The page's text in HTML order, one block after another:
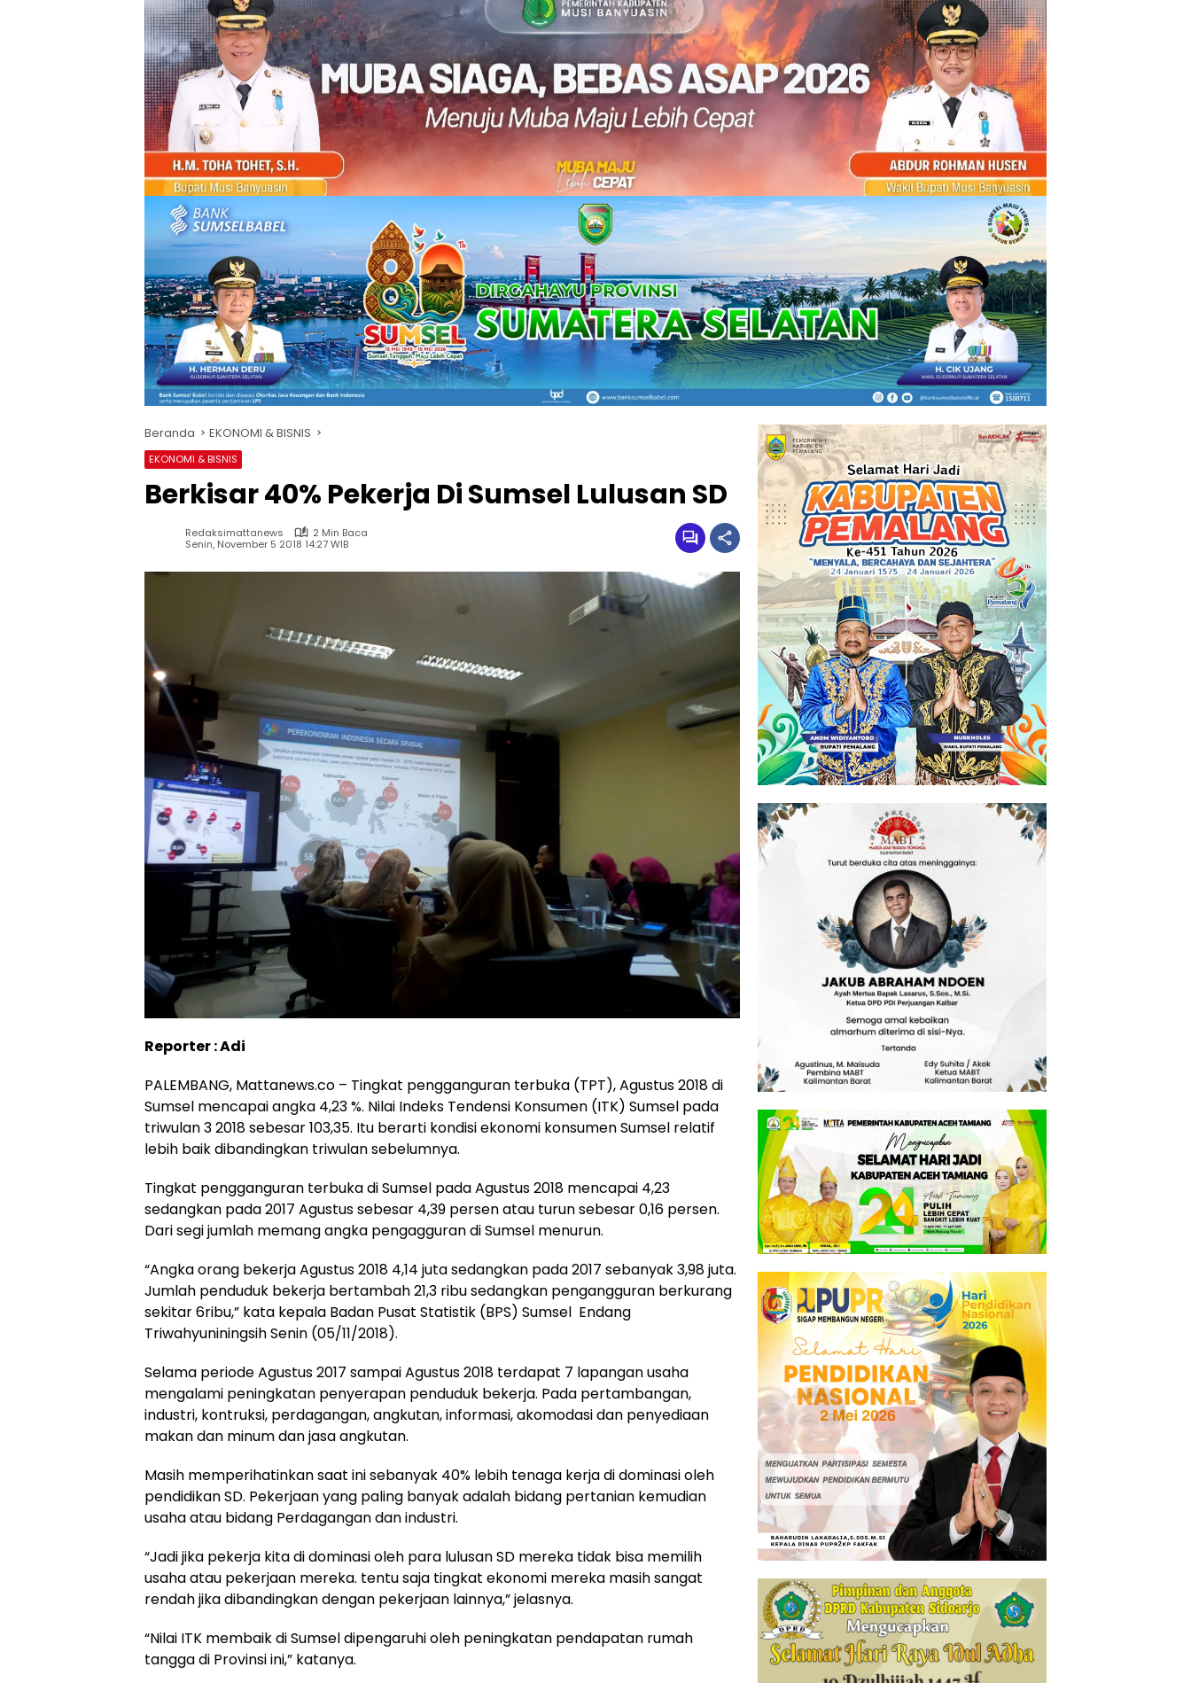
Beranda EKONOMI & BISNIS
EKONOMI & BISNIS
Berkisar 40% Pekerja Di Sumsel Lulusan SD
Redaksimattanews
2 Min Baca
Senin, November 5 2018 14:27 WIB
Reporter : Adi
PALEMBANG, Mattanews.co – Tingkat pengganguran terbuka (TPT), Agustus 2018 di
Sumsel mencapai angka 4,23 %. Nilai Indeks Tendensi Konsumen (ITK) Sumsel pada
triwulan 3 2018 sebesar 103,35. Itu berarti kondisi ekonomi konsumen Sumsel relatif
lebih baik dibandingkan triwulan sebelumnya.
Tingkat pengganguran terbuka di Sumsel pada Agustus 2018 mencapai 4,23
sedangkan pada 2017 Agustus sebesar 4,39 persen atau turun sebesar 0,16 persen.
Dari segi jumlah memang angka pengagguran di Sumsel menurun.
“Angka orang bekerja Agustus 2018 4,14 juta sedangkan pada 2017 sebanyak 3,98 juta.
Jumlah penduduk bekerja bertambah 21,3 ribu sedangkan pengangguran berkurang
sekitar 6ribu,” kata kepala Badan Pusat Statistik (BPS) Sumsel Endang
Triwahyuniningsih Senin (05/11/2018).
Selama periode Agustus 2017 sampai Agustus 2018 terdapat 7 lapangan usaha
mengalami peningkatan penyerapan penduduk bekerja. Pada pertambangan,
industri, kontruksi, perdagangan, angkutan, informasi, akomodasi dan penyediaan
makan dan minum dan jasa angkutan.
Masih memperihatinkan saat ini sebanyak 40% lebih tenaga kerja di dominasi oleh
pendidikan SD. Pekerjaan yang paling banyak adalah bidang pertanian kemudian
usaha atau bidang Perdagangan dan industri.
“Jadi jika pekerja kita di dominasi oleh para lulusan SD mereka tidak bisa memilih
usaha atau pekerjaan mereka. tentu saja tingkat ekonomi mereka masih sangat
rendah jika dibandingkan dengan pekerjaan lainnya,” jelasnya.
“Nilai ITK membaik di Sumsel dipengaruhi oleh peningkatan pendapatan rumah
tangga di Provinsi ini,” katanya.